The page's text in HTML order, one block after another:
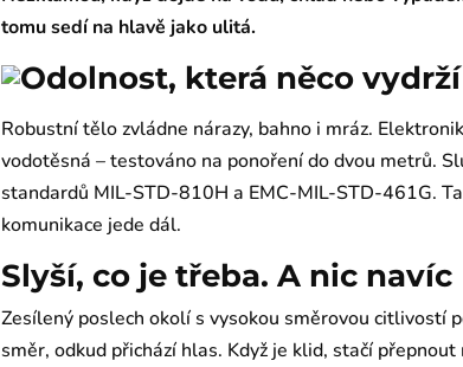
tomu sedí na hlavě jako ulitá.
Odolnost, která něco vydrží
Robustní tělo zvládne nárazy, bahno i mráz.
vodotěsná – testováno na ponoření do dvou metrů.
standardů MIL-STD-810H a EMC-MIL-STD-461G.
komunikace jede dál.
Slyší, co je třeba. A nic navíc
Zesílený poslech okolí s vysokou směrovou citlivostí
směr, odkud přichází hlas. Když je klid, stačí